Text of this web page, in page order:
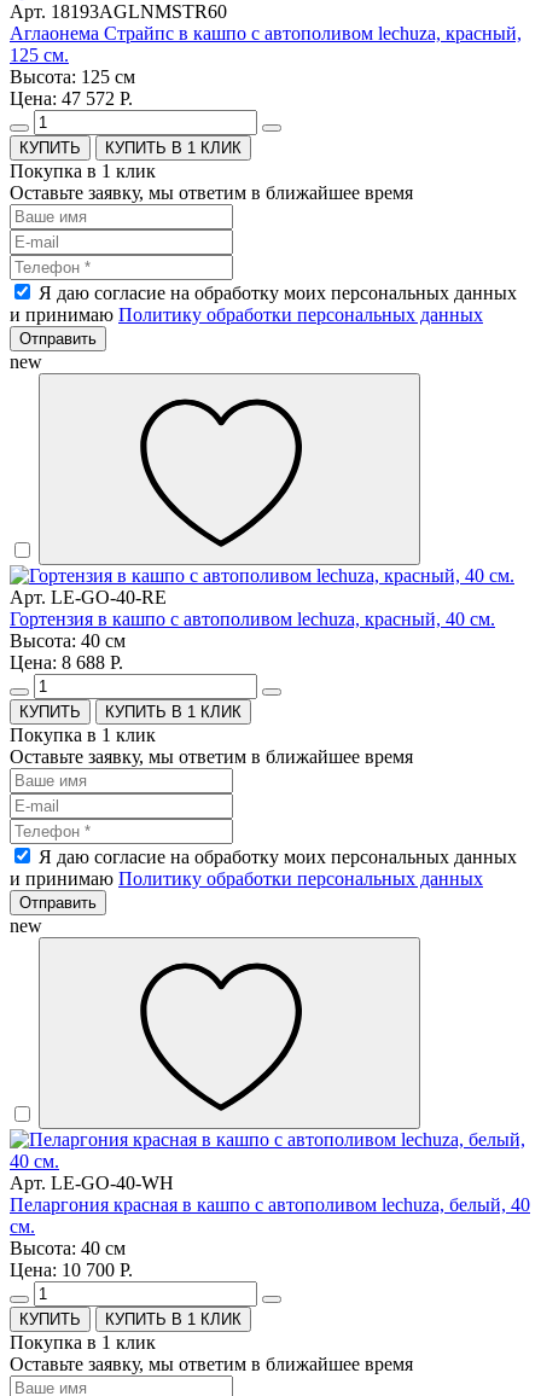
Арт. 18193AGLNMSTR60
Аглаонема Страйпс в кашпо с автополивом lechuza, красный,
125 см.
Высота: 125 см
Цена: 47 572 Р.
КУПИТЬ В 1 КЛИК
Покупка в 1 клик
Оставьте заявку, мы ответим в ближайшее время
Я даю согласие на обработку моих персональных данных
и принимаю Политику обработки персональных данных
Отправить
new
Арт. LE-GO-40-RE
Гортензия в кашпо с автополивом lechuza, красный, 40 см.
Высота: 40 см
Цена: 8 688 Р.
КУПИТЬ В 1 КЛИК
Покупка в 1 клик
Оставьте заявку, мы ответим в ближайшее время
Я даю согласие на обработку моих персональных данных
и принимаю Политику обработки персональных данных
Отправить
new
Арт. LE-GO-40-WH
Пеларгония красная в кашпо с автополивом lechuza, белый, 40
см.
Высота: 40 см
Цена: 10 700 Р.
КУПИТЬ В 1 КЛИК
Покупка в 1 клик
Оставьте заявку, мы ответим в ближайшее время